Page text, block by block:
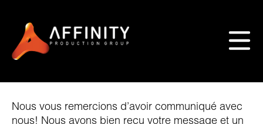
Nous vous remercions d’avoir communiqué avec
nous! Nous avons bien reçu votre message et un